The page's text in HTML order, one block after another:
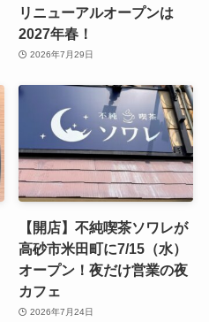
リニューアルオープンは
2027年春！
2026年7月29日
【開店】不純喫茶ソワレが
高砂市米田町に7/15（水）
オープン！夜だけ営業の夜
カフェ
2026年7月24日